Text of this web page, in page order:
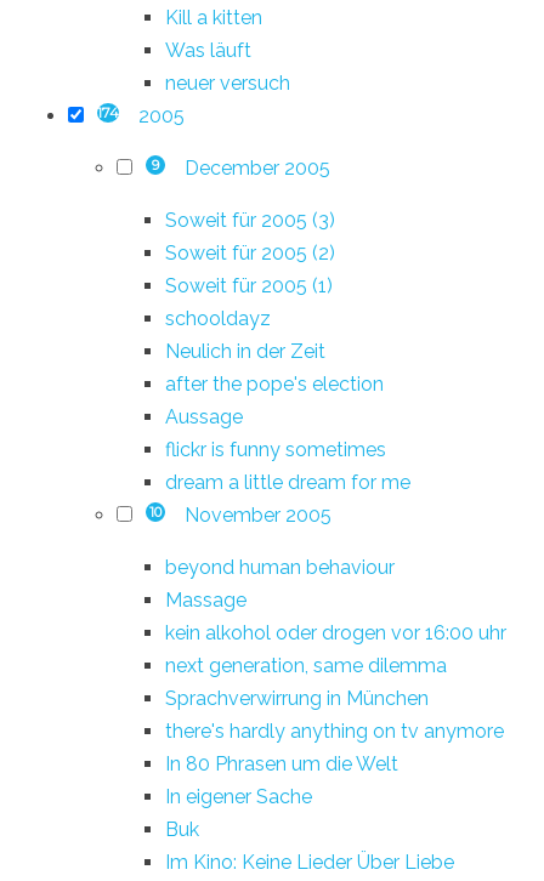
Kill a kitten
Was läuft
neuer versuch
174 2005
9 December 2005
Soweit für 2005 (3)
Soweit für 2005 (2)
Soweit für 2005 (1)
schooldayz
Neulich in der Zeit
after the pope's election
Aussage
flickr is funny sometimes
dream a little dream for me
10 November 2005
beyond human behaviour
Massage
kein alkohol oder drogen vor 16:00 uhr
next generation, same dilemma
Sprachverwirrung in München
there's hardly anything on tv anymore
In 80 Phrasen um die Welt
In eigener Sache
Buk
Im Kino: Keine Lieder Über Liebe